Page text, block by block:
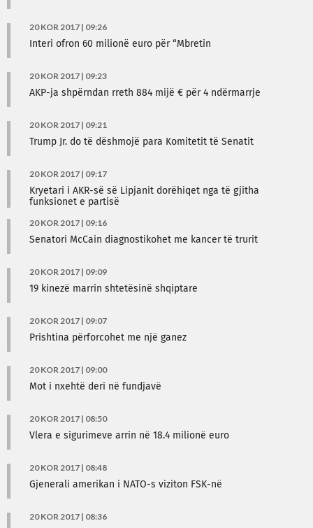
20 KOR 2017 | 09:26
Interi ofron 60 milionë euro për “Mbretin
20 KOR 2017 | 09:23
AKP-ja shpërndan rreth 884 mijë € për 4 ndërmarrje
20 KOR 2017 | 09:21
Trump Jr. do të dëshmojë para Komitetit të Senatit
20 KOR 2017 | 09:17
Kryetari i AKR-së së Lipjanit dorëhiqet nga të gjitha
funksionet e partisë
20 KOR 2017 | 09:16
Senatori McCain diagnostikohet me kancer të trurit
20 KOR 2017 | 09:09
19 kinezë marrin shtetësinë shqiptare
20 KOR 2017 | 09:07
Prishtina përforcohet me një ganez
20 KOR 2017 | 09:00
Mot i nxehtë deri në fundjavë
20 KOR 2017 | 08:50
Vlera e sigurimeve arrin në 18.4 milionë euro
20 KOR 2017 | 08:48
Gjenerali amerikan i NATO-s viziton FSK-në
20 KOR 2017 | 08:36